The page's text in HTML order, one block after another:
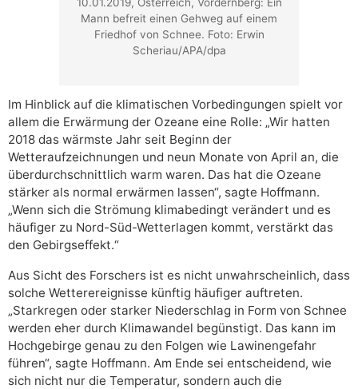
Mann befreit einen Gehweg auf einem
Friedhof von Schnee. Foto: Erwin
Scheriau/APA/dpa
Im Hinblick auf die klimatischen Vorbedingungen spielt vor
allem die Erwärmung der Ozeane eine Rolle: „Wir hatten
2018 das wärmste Jahr seit Beginn der
Wetteraufzeichnungen und neun Monate von April an, die
überdurchschnittlich warm waren. Das hat die Ozeane
stärker als normal erwärmen lassen“, sagte Hoffmann.
„Wenn sich die Strömung klimabedingt verändert und es
häufiger zu Nord-Süd-Wetterlagen kommt, verstärkt das
den Gebirgseffekt.“
Aus Sicht des Forschers ist es nicht unwahrscheinlich, dass
solche Wetterereignisse künftig häufiger auftreten.
„Starkregen oder starker Niederschlag in Form von Schnee
werden eher durch Klimawandel begünstigt. Das kann im
Hochgebirge genau zu den Folgen wie Lawinengefahr
führen“, sagte Hoffmann. Am Ende sei entscheidend, wie
sich nicht nur die Temperatur, sondern auch die